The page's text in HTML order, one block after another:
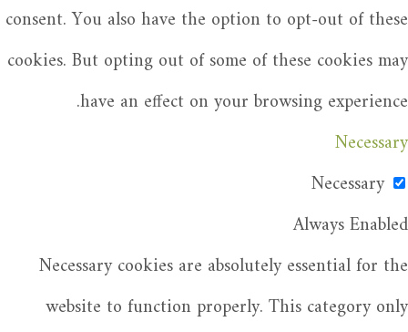
consent. You also have the option to opt-out of these
cookies. But opting out of some of these cookies may
have an effect on your browsing experience.
Necessary
Necessary
Always Enabled
Necessary cookies are absolutely essential for the
website to function properly. This category only